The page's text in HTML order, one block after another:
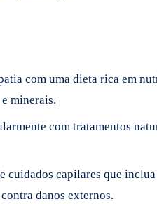
com uma dieta rica em
minerais.
com tratamentos
cuidados capilares que
danos externos.